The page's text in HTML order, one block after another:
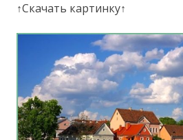
↑Скачать картинку↑